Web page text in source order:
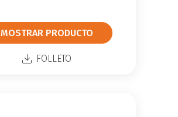
MOSTRAR PRODUCTO
FOLLETO